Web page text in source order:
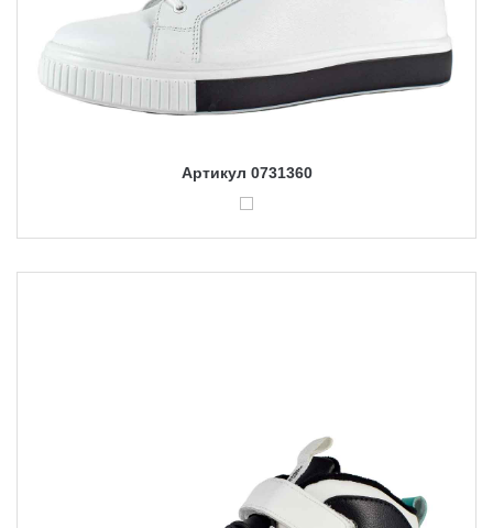
Артикул 0731360